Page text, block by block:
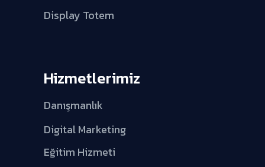
Display Totem
Hizmetlerimiz
Danışmanlık
Digital Marketing
Eğitim Hizmeti